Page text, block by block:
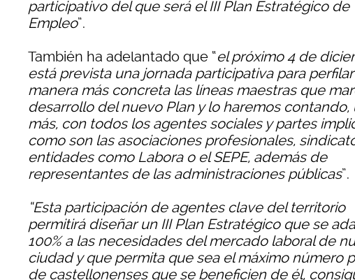
participativo del que será el III Plan Estratégico de
Empleo”.
También ha adelantado que “el próximo 4 de
está prevista una jornada participativa para
manera más concreta las líneas maestras que
desarrollo del nuevo Plan y lo haremos contando,
más, con todos los agentes sociales y partes
como son las asociaciones profesionales,
entidades como Labora o el SEPE, además de
representantes de las administraciones públicas”.
“Esta participación de agentes clave del territorio
permitirá diseñar un III Plan Estratégico que se
100% a las necesidades del mercado laboral de
ciudad y que permita que sea el máximo número
de castellonenses que se beneficien de él,